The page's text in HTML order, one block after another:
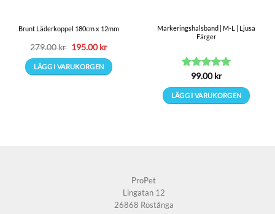
Brunt Läderkoppel 180cm x 12mm
279.00kr Det
priset
var:
279.00 kr.
195.00krDet
priset
är:
195.00 kr.
LÄGG I VARUKORGEN
Markeringshalsband | M-L | Ljusa
Färger
Betygsatt
av 5
99.00kr
LÄGG I VARUKORGEN
ProPet
Lingatan 12
26868 Röstånga